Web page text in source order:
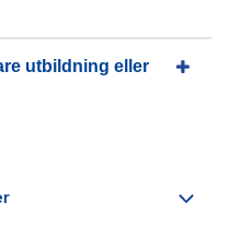
utbildning eller